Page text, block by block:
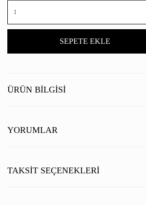
SEPETE EKLE
ÜRÜN BILGISI
YORUMLAR
Bu ürüne ilk yorumu siz
TAKSIT SEÇENEKLERI